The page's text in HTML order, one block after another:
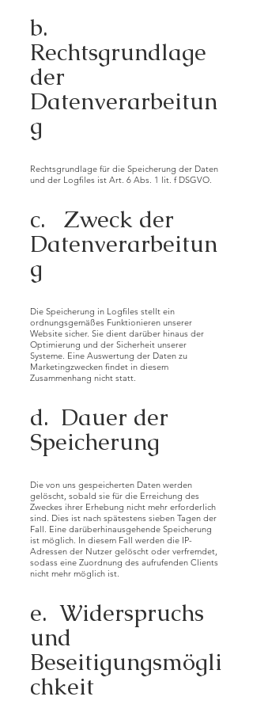
b.
Rechtsgrundlage
der
Datenverarbeitun
g
Rechtsgrundlage für die Speicherung der Daten
und der Logfiles ist Art. 6 Abs. 1 lit. f DSGVO.
c. Zweck der
Datenverarbeitun
g
Die Speicherung in Logfiles stellt ein
ordnungsgemäßes Funktionieren unserer
Website sicher. Sie dient darüber hinaus der
Optimierung und der Sicherheit unserer
Systeme. Eine Auswertung der Daten zu
Marketingzwecken findet in diesem
Zusammenhang nicht statt.
d. Dauer der
Speicherung
Die von uns gespeicherten Daten werden
gelöscht, sobald sie für die Erreichung des
Zweckes ihrer Erhebung nicht mehr erforderlich
sind. Dies ist nach spätestens sieben Tagen der
Fall. Eine darüberhinausgehende Speicherung
ist möglich. In diesem Fall werden die IP-
Adressen der Nutzer gelöscht oder verfremdet,
sodass eine Zuordnung des aufrufenden Clients
nicht mehr möglich ist.
e. Widerspruchs
und
Beseitigungsmögli
chkeit